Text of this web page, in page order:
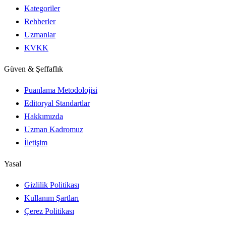
Kategoriler
Rehberler
Uzmanlar
KVKK
Güven & Şeffaflık
Puanlama Metodolojisi
Editoryal Standartlar
Hakkımızda
Uzman Kadromuz
İletişim
Yasal
Gizlilik Politikası
Kullanım Şartları
Çerez Politikası